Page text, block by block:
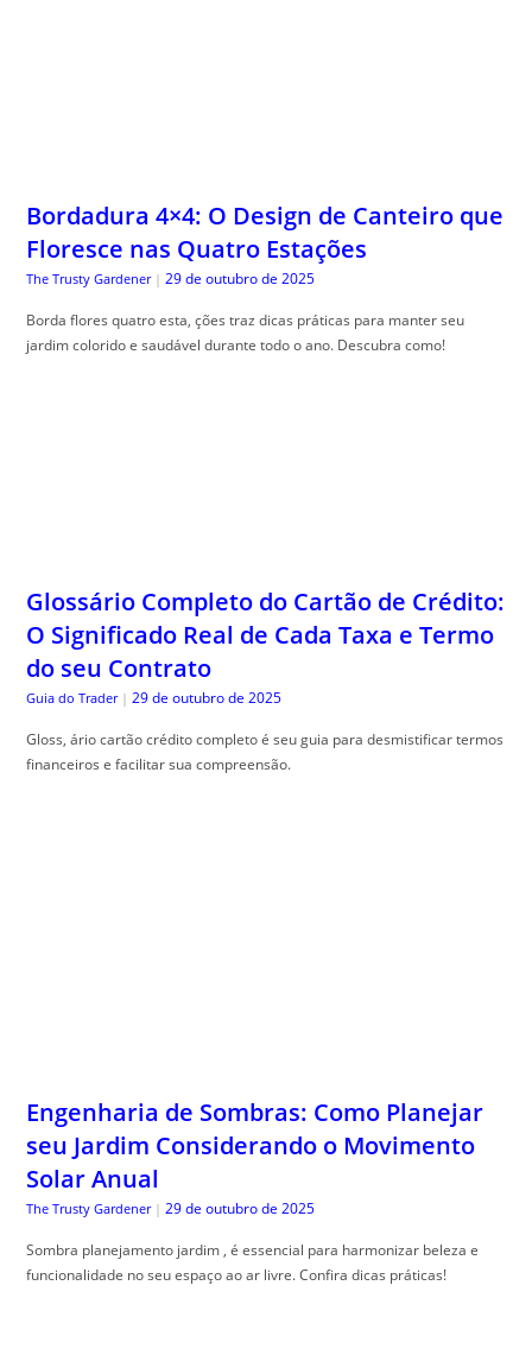
Bordadura 4×4: O Design de Canteiro que
Floresce nas Quatro Estações
The Trusty Gardener | 29 de outubro de 2025
Borda flores quatro esta, ções traz dicas práticas para manter seu
jardim colorido e saudável durante todo o ano. Descubra como!
Glossário Completo do Cartão de Crédito:
O Significado Real de Cada Taxa e Termo
do seu Contrato
Guia do Trader | 29 de outubro de 2025
Gloss, ário cartão crédito completo é seu guia para desmistificar termos
financeiros e facilitar sua compreensão.
Engenharia de Sombras: Como Planejar
seu Jardim Considerando o Movimento
Solar Anual
The Trusty Gardener | 29 de outubro de 2025
Sombra planejamento jardim , é essencial para harmonizar beleza e
funcionalidade no seu espaço ao ar livre. Confira dicas práticas!